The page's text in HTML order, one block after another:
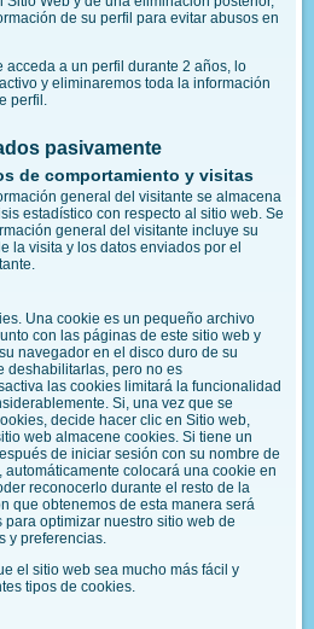
de su perfil para evitar abusos en
acceda a un perfil durante 2 años, lo
y eliminaremos toda la información
perfil.
pasivamente
de comportamiento y visitas
general del visitante se almacena
estadístico con respecto al sitio web. Se
general del visitante incluye su
la visita y los datos enviados por el
Una cookie es un pequeño archivo
con las páginas de este sitio web y
navegador en el disco duro de su
deshabilitarlas, pero no es
las cookies limitará la funcionalidad
Si, una vez que se
decide hacer clic en Sitio web,
web almacene cookies. Si tiene un
de iniciar sesión con su nombre de
automáticamente colocará una cookie en
reconocerlo durante el resto de la
que obtenemos de esta manera será
optimizar nuestro sitio web de
y preferencias.
el sitio web sea mucho más fácil y
tipos de cookies.